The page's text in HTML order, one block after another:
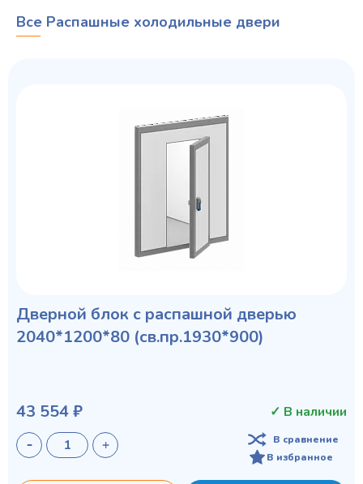
Все Распашные холодильные двери
Дверной блок с распашной дверью
2040*1200*80 (св.пр.1930*900)
43 554 ₽ ✓ В наличии
В сравнение
В избранное